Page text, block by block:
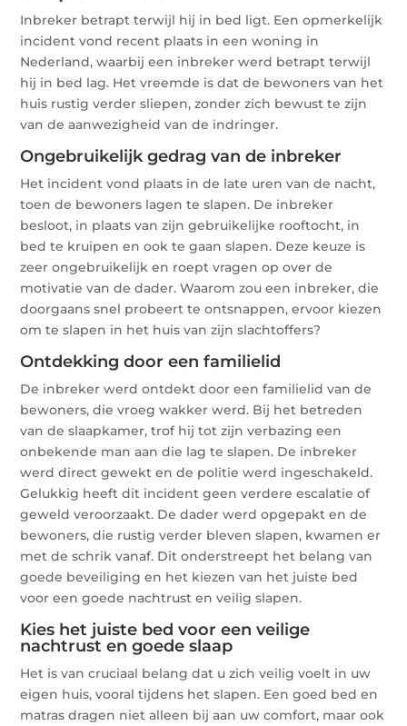
Inbreker betrapt terwijl hij in bed ligt. Een opmerkelijk
incident vond recent plaats in een woning in
Nederland, waarbij een inbreker werd betrapt terwijl
hij in bed lag. Het vreemde is dat de bewoners van het
huis rustig verder sliepen, zonder zich bewust te zijn
van de aanwezigheid van de indringer.
Ongebruikelijk gedrag van de inbreker
Het incident vond plaats in de late uren van de nacht,
toen de bewoners lagen te slapen. De inbreker
besloot, in plaats van zijn gebruikelijke rooftocht, in
bed te kruipen en ook te gaan slapen. Deze keuze is
zeer ongebruikelijk en roept vragen op over de
motivatie van de dader. Waarom zou een inbreker, die
doorgaans snel probeert te ontsnappen, ervoor kiezen
om te slapen in het huis van zijn slachtoffers?
Ontdekking door een familielid
De inbreker werd ontdekt door een familielid van de
bewoners, die vroeg wakker werd. Bij het betreden
van de slaapkamer, trof hij tot zijn verbazing een
onbekende man aan die lag te slapen. De inbreker
werd direct gewekt en de politie werd ingeschakeld.
Gelukkig heeft dit incident geen verdere escalatie of
geweld veroorzaakt. De dader werd opgepakt en de
bewoners, die rustig verder bleven slapen, kwamen er
met de schrik vanaf. Dit onderstreept het belang van
goede beveiliging en het kiezen van het juiste bed
voor een goede nachtrust en veilig slapen.
Kies het juiste bed voor een veilige
nachtrust en goede slaap
Het is van cruciaal belang dat u zich veilig voelt in uw
eigen huis, vooral tijdens het slapen. Een goed bed en
matras dragen niet alleen bij aan uw comfort, maar ook